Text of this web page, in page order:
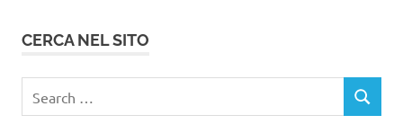
CERCA NEL SITO
for:
SEARCH